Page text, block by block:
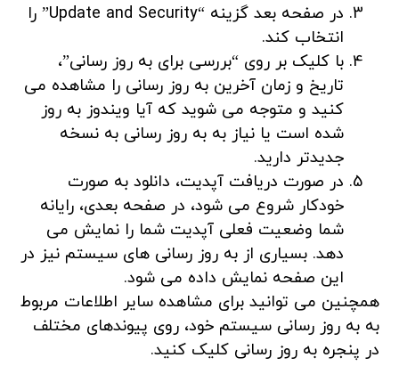
در صفحه بعد گزینه “Update and Security” را
انتخاب کند.
با کلیک بر روی “بررسی برای به روز رسانی”،
تاریخ و زمان آخرین به روز رسانی را مشاهده می
کنید و متوجه می شوید که آیا ویندوز به روز
شده است یا نیاز به به روز رسانی به نسخه
جدیدتر دارید.
در صورت دریافت آپدیت، دانلود به صورت
خودکار شروع می شود، در صفحه بعدی، رایانه
شما وضعیت فعلی آپدیت شما را نمایش می
دهد. بسیاری از به روز رسانی های سیستم نیز در
این صفحه نمایش داده می شود.
همچنین می توانید برای مشاهده سایر اطلاعات مربوط
به به روز رسانی سیستم خود، روی پیوندهای مختلف
در پنجره به روز رسانی کلیک کنید.